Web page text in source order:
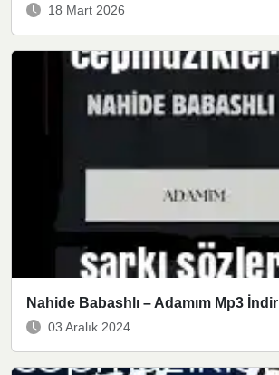
18 Mart 2026
Nahide Babashlı – Adamım Mp3 İndir
03 Aralık 2024